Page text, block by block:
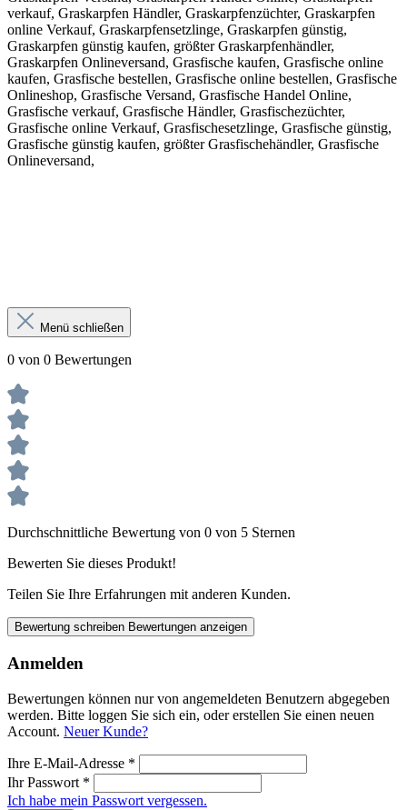
verkauf, Graskarpfen Händler, Graskarpfenzüchter, Graskarpfen
online Verkauf, Graskarpfensetzlinge, Graskarpfen günstig,
Graskarpfen günstig kaufen, größter Graskarpfenhändler,
Graskarpfen Onlineversand, Grasfische kaufen, Grasfische online
kaufen, Grasfische bestellen, Grasfische online bestellen, Grasfische
Onlineshop, Grasfische Versand, Grasfische Handel Online,
Grasfische verkauf, Grasfische Händler, Grasfischezüchter,
Grasfische online Verkauf, Grasfischesetzlinge, Grasfische günstig,
Grasfische günstig kaufen, größter Grasfischehändler, Grasfische
Onlineversand,
Menü schließen
0 von 0 Bewertungen
Durchschnittliche Bewertung von 0 von 5 Sternen
Bewerten Sie dieses Produkt!
Teilen Sie Ihre Erfahrungen mit anderen Kunden.
Bewertung schreiben Bewertungen anzeigen
Anmelden
Bewertungen können nur von angemeldeten Benutzern abgegeben
werden. Bitte loggen Sie sich ein, oder erstellen Sie einen neuen
Account. Neuer Kunde?
Ihre E-Mail-Adresse *
Ihr Passwort *
Ich habe mein Passwort vergessen.